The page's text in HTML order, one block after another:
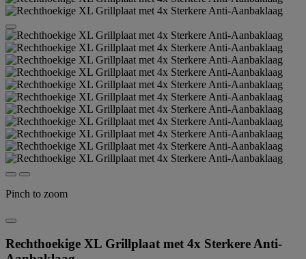
Pinch to zoom
Rechthoekige XL Grillplaat met 4x Sterkere Anti-